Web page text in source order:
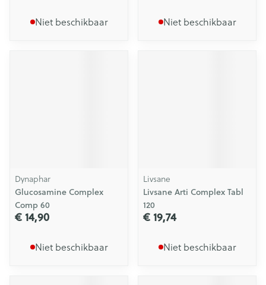
Niet beschikbaar Niet beschikbaar
Dynaphar
Glucosamine Complex
Comp 60
€ 14,90
Niet beschikbaar
Livsane
Livsane Arti Complex Tabl
120
€ 19,74
Niet beschikbaar